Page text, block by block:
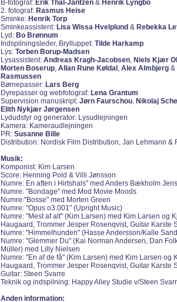
B-fotograf: Erik Thal-Jantzen & Henrik Lyngbo
2. fotograf: Rasmus Heise
Sminke: Henrik Torp
Sminkeassistent: Lisa Wissa Hvelplund & Rebekka
Lyd: Bo Brønnum
Indspilningsleder, Brylluppet: Tilde Harkamp
Lys: Torben Borup-Madsen
Lysassistent: Andreas Kragh-Jacobsen, Niels Kjær
Morten Boserup, Allan Rune Køldal , Alex Almbjerg &
Rasmussen
Børnepasser: Lars Berg
Dyrepasser og webfotograf: Lena Grantum
Supervision manuskript: Jørn Faurschou, Nikolaj
Elith Nykjær Jørgensen
Lydudstyr og generator: Lysudlejningen
Kamera: Kameraudlejningen
PR: Susanne Bille
Distribution: Nordisk Film Distribution, Jan Lehmann &
Musik:
Komponist: Kim Larsen
Score: Henning Pold & Villi Jønsson
Numre: En aften i Hirtshals" med Anders Bækholm
Numre: "Bondage" med Mod Movie Moods
Numre:"Bosse" med Morten Green
Numre: "Opus o3.001" (Upright Music)
Numre: "Mest af alt" (Kim Larsen) med Kim Larsen og
Haugaard, Trommer Jesper Rosenqvist, Guitar Karste
Numre: "Himmelhunden" (Hasse Andersson/Kalle
Numre: "Glemmer Du" (Kai Norman Andersen, Dan
Müller) med Lilly Nielsen
Numre: "En af de få" (Kim Larsen) med Kim Larsen og
Haugaard, Trommer Jesper Rosenqvist, Guitar Karste
Guitar: Steen Svarre
Teknik og indspilning: Happy Alley Studie v/Steen
Anden information: